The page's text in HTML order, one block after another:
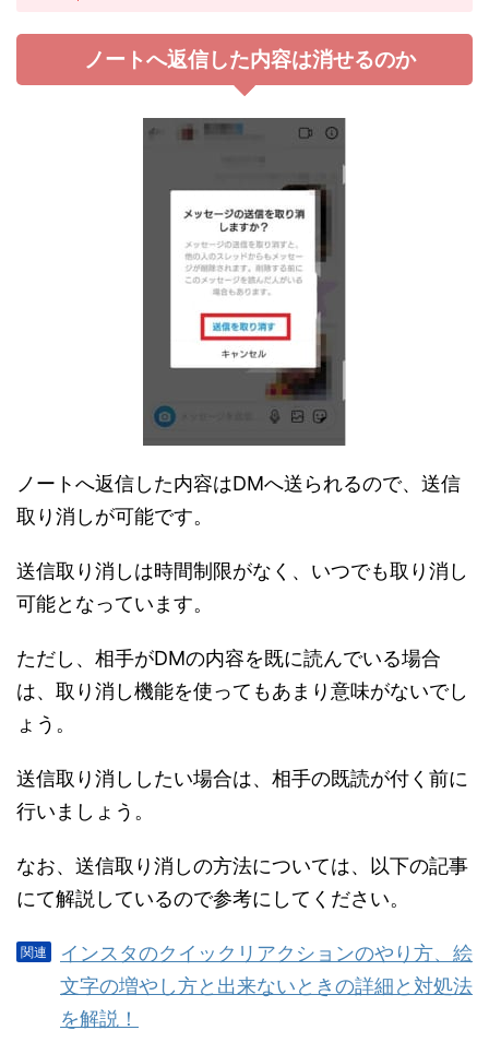
ノートへ返信した内容は消せるのか
ノートへ返信した内容はDMへ送られるので、送信
取り消しが可能です。
送信取り消しは時間制限がなく、いつでも取り消し
可能となっています。
ただし、相手がDMの内容を既に読んでいる場合
は、取り消し機能を使ってもあまり意味がないでし
ょう。
送信取り消ししたい場合は、相手の既読が付く前に
行いましょう。
なお、送信取り消しの方法については、以下の記事
にて解説しているので参考にしてください。
インスタのクイックリアクションのやり方、絵
文字の増やし方と出来ないときの詳細と対処法
を解説！